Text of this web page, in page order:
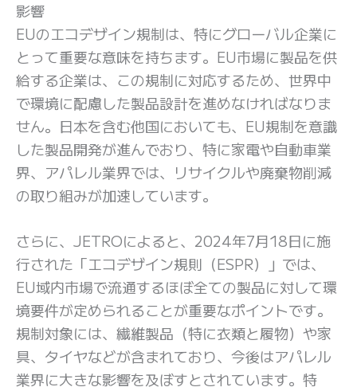
影響
EUのエコデザイン規制は、特にグローバル企業に
とって重要な意味を持ちます。EU市場に製品を供
給する企業は、この規制に対応するため、世界中
で環境に配慮した製品設計を進めなければなりま
せん。日本を含む他国においても、EU規制を意識
した製品開発が進んでおり、特に家電や自動車業
界、アパレル業界では、リサイクルや廃棄物削減
の取り組みが加速しています。
さらに、JETROによると、2024年7月18日に施
行された「エコデザイン規則（ESPR）」では、
EU域内市場で流通するほぼ全ての製品に対して環
境要件が定められることが重要なポイントです。
規制対象には、繊維製品（特に衣類と履物）や家
具、タイヤなどが含まれており、今後はアパレル
業界に大きな影響を及ぼすとされています。特